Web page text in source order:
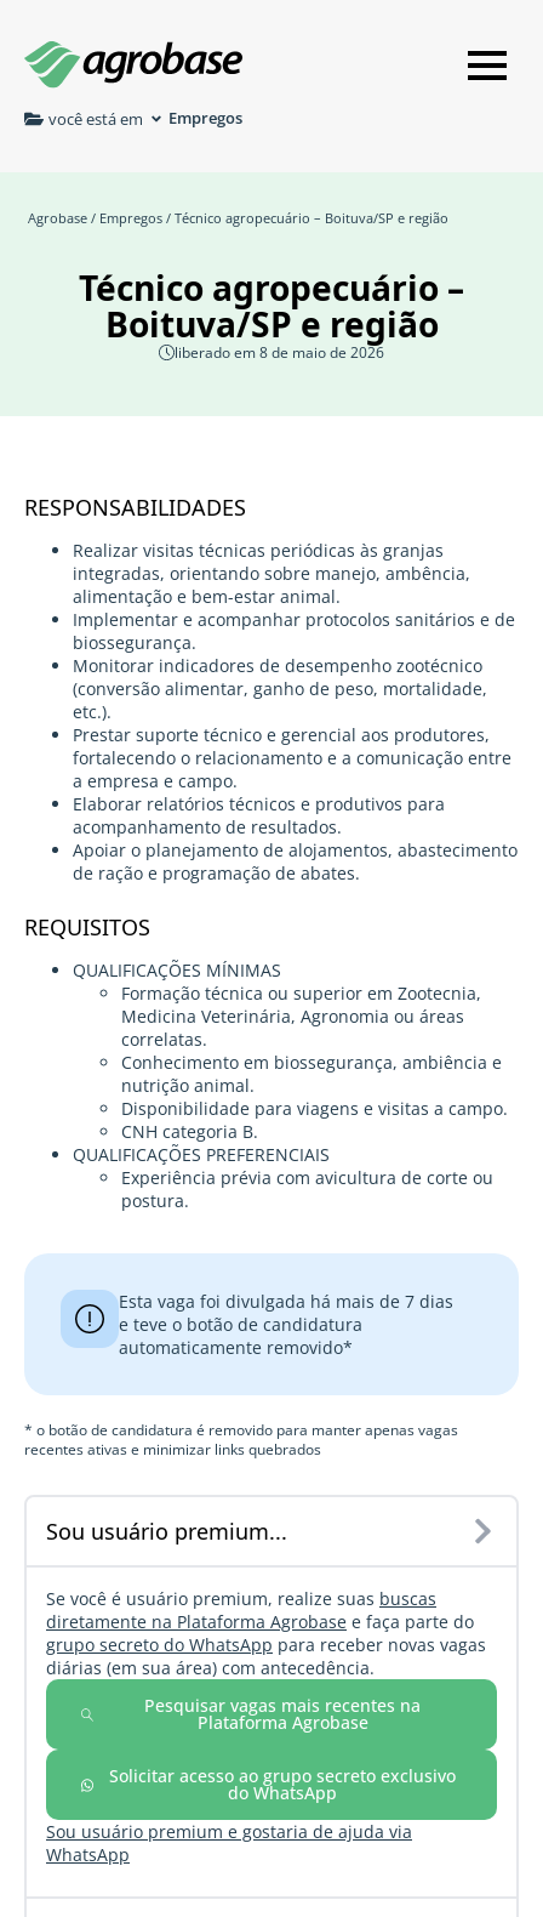
você está em Empregos
Agrobase / Empregos / Técnico agropecuário – Boituva/SP e região
Técnico agropecuário –
Boituva/SP e região
liberado em 8 de maio de 2026
RESPONSABILIDADES
Realizar visitas técnicas periódicas às granjas
integradas, orientando sobre manejo, ambência,
alimentação e bem-estar animal.
Implementar e acompanhar protocolos sanitários e de
biossegurança.
Monitorar indicadores de desempenho zootécnico
(conversão alimentar, ganho de peso, mortalidade,
etc.).
Prestar suporte técnico e gerencial aos produtores,
fortalecendo o relacionamento e a comunicação entre
a empresa e campo.
Elaborar relatórios técnicos e produtivos para
acompanhamento de resultados.
Apoiar o planejamento de alojamentos, abastecimento
de ração e programação de abates.
REQUISITOS
QUALIFICAÇÕES MÍNIMAS
Formação técnica ou superior em Zootecnia,
Medicina Veterinária, Agronomia ou áreas
correlatas.
Conhecimento em biossegurança, ambiência e
nutrição animal.
Disponibilidade para viagens e visitas a campo.
CNH categoria B.
QUALIFICAÇÕES PREFERENCIAIS
Experiência prévia com avicultura de corte ou
postura.
Esta vaga foi divulgada há mais de 7 dias
e teve o botão de candidatura
automaticamente removido*
* o botão de candidatura é removido para manter apenas vagas
recentes ativas e minimizar links quebrados
Sou usuário premium...
Se você é usuário premium, realize suas buscas
diretamente na Plataforma Agrobase e faça parte do
grupo secreto do WhatsApp para receber novas vagas
diárias (em sua área) com antecedência.
Pesquisar vagas mais recentes na
Plataforma Agrobase
Solicitar acesso ao grupo secreto exclusivo
do WhatsApp
Sou usuário premium e gostaria de ajuda via
WhatsApp